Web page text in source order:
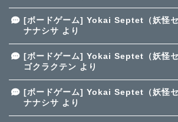
[ボードゲーム] Yokai Septet（妖怪
ナナシサ より
[ボードゲーム] Yokai Septet（妖怪
ゴクラクテン より
[ボードゲーム] Yokai Septet（妖怪
ナナシサ より